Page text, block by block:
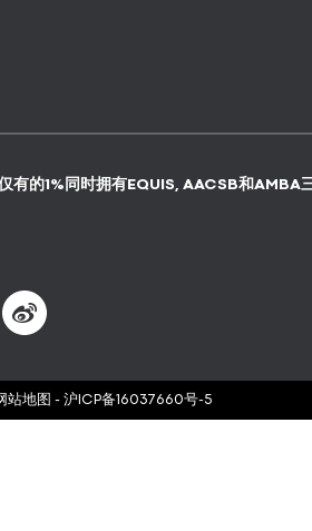
有的1%同时拥有EQUIS, AACSB和AMBA
站地图 - 沪ICP备16037660号-5